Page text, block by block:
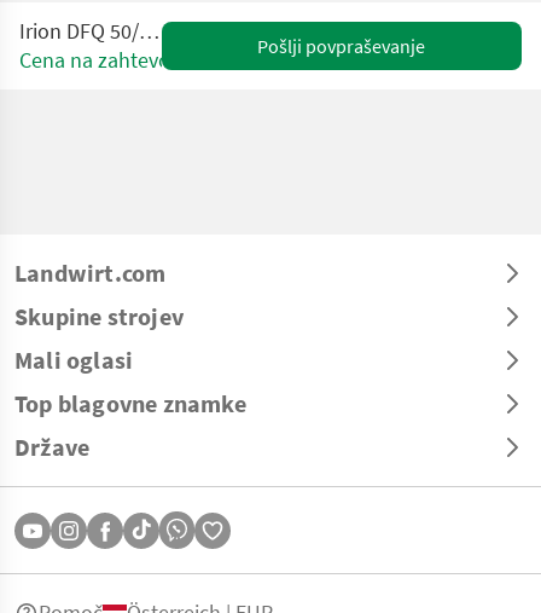
Irion DFQ 50/14/57 MS
Cena na zahtevo
Pošlji povpraševanje
Landwirt.com
Skupine strojev
Mali oglasi
Top blagovne znamke
Države